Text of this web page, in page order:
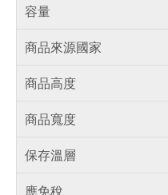
容量
商品來源國家
商品高度
商品寬度
保存溫層
應免稅